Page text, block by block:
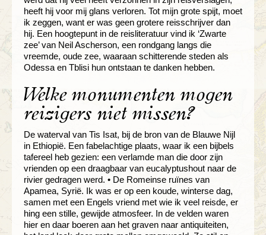
heeft hij voor mij glans verloren. Tot mijn grote spijt, moet
ik zeggen, want er was geen grotere reisschrijver dan
hij. Een hoogtepunt in de reisliteratuur vind ik ‘Zwarte
zee’ van Neil Ascherson, een rondgang langs die
vreemde, oude zee, waaraan schitterende steden als
Odessa en Tblisi hun ontstaan te danken hebben.
Welke monumenten mogen
reizigers niet missen?
De waterval van Tis Isat, bij de bron van de Blauwe Nijl
in Ethiopië. Een fabelachtige plaats, waar ik een bijbels
tafereel heb gezien: een verlamde man die door zijn
vrienden op een draagbaar van eucalyptushout naar de
rivier gedragen werd. • De Romeinse ruïnes van
Apamea, Syrië. Ik was er op een koude, winterse dag,
samen met een Engels vriend met wie ik veel reisde, er
hing een stille, gewijde atmosfeer. In de velden waren
hier en daar boeren aan het graven naar antiquiteiten,